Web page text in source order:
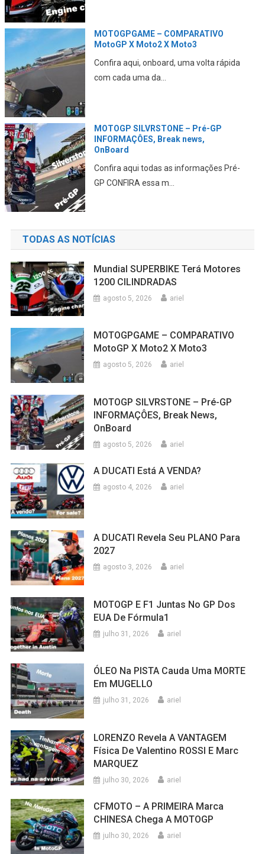
A DUCATI revela seu PLANO para
2027
Aqui falamos da abordagem da marca
em relação aos novos...
MOTOGP e F1 juntas no GP dos EUA
de Fórmula1
TODAS AS NOTÍCIAS
Mundial SUPERBIKE Terá Motores
1200 CILINDRADAS
agosto 5, 2026 ariel
MOTOGPGAME – COMPARATIVO
MotoGP X Moto2 X Moto3
agosto 5, 2026 ariel
MOTOGP SILVRSTONE – Pré-GP
INFORMAÇÔES, Break News,
OnBoard
agosto 5, 2026 ariel
A DUCATI Está A VENDA?
agosto 4, 2026 ariel
A DUCATI Revela Seu PLANO Para
2027
agosto 3, 2026 ariel
MOTOGP E F1 Juntas No GP Dos
EUA De Fórmula1
julho 31, 2026 ariel
ÓLEO Na PISTA Cauda Uma MORTE
Em MUGELLO
julho 31, 2026 ariel
LORENZO Revela A VANTAGEM
Física De Valentino ROSSI E Marc
MARQUEZ
julho 30, 2026 ariel
CFMOTO – A PRIMEIRA Marca
CHINESA Chega A MOTOGP
julho 30, 2026 ariel